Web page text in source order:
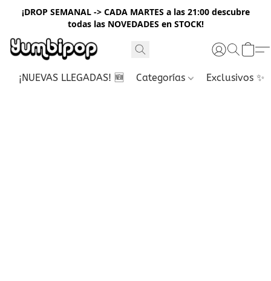
¡DROP SEMANAL -> CADA MARTES a las 21:00 descubre
todas las NOVEDADES en STOCK!
¡NUEVAS LLEGADAS! 🆕 Categorías Exclusivos ✨